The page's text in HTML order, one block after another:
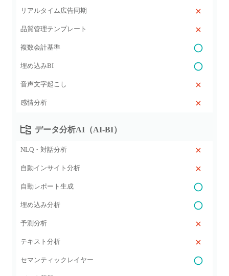
リアルタイム広告同期
品質管理テンプレート
複数会計基準
埋め込みBI
音声文字起こし
感情分析
データ分析AI（AI‑BI）
NLQ・対話分析
自動インサイト分析
自動レポート生成
埋め込み分析
予測分析
テキスト分析
セマンティックレイヤー